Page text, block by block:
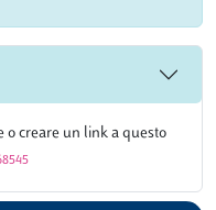
o creare un link a questo